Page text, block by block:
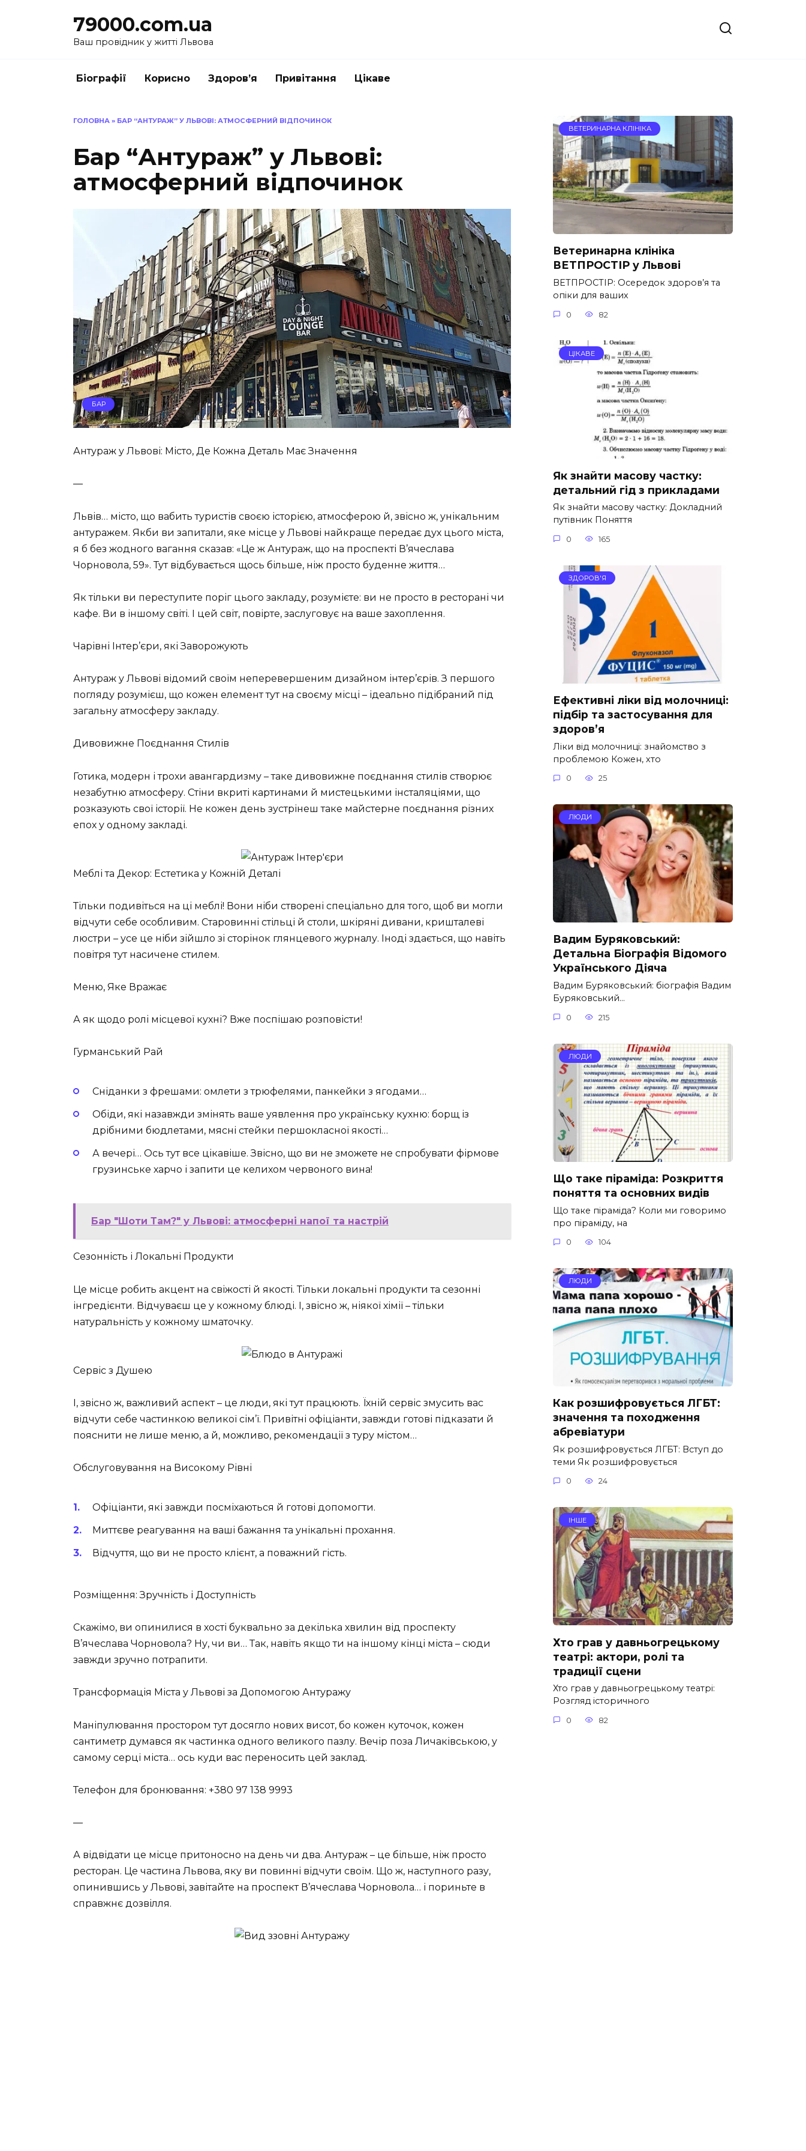
79000.com.ua
Ваш провідник у житті Львова
Біографії Корисно Здоров’я Привітання Цікаве
ГОЛОВНА » БАР “АНТУРАЖ” У ЛЬВОВІ: АТМОСФЕРНИЙ ВІДПОЧИНОК
Бар “Антураж” у Львові:
атмосферний відпочинок
БАР
Антураж у Львові: Місто, Де Кожна Деталь Має Значення
—
Львів… місто, що вабить туристів своєю історією, атмосферою й, звісно ж, унікальним
антуражем. Якби ви запитали, яке місце у Львові найкраще передає дух цього міста,
я б без жодного вагання сказав: «Це ж Антураж, що на проспекті В’ячеслава
Чорновола, 59». Тут відбувається щось більше, ніж просто буденне життя…
Як тільки ви переступите поріг цього закладу, розумієте: ви не просто в ресторані чи
кафе. Ви в іншому світі. І цей світ, повірте, заслуговує на ваше захоплення.
Чарівні Інтер’єри, які Заворожують
Антураж у Львові відомий своїм неперевершеним дизайном інтер’єрів. З першого
погляду розумієш, що кожен елемент тут на своєму місці – ідеально підібраний під
загальну атмосферу закладу.
Дивовижне Поєднання Стилів
Готика, модерн і трохи авангардизму – таке дивовижне поєднання стилів створює
незабутню атмосферу. Стіни вкриті картинами й мистецькими інсталяціями, що
розказують свої історії. Не кожен день зустрінеш таке майстерне поєднання різних
епох у одному закладі.
Меблі та Декор: Естетика у Кожній Деталі
Тільки подивіться на ці меблі! Вони ніби створені спеціально для того, щоб ви могли
відчути себе особливим. Старовинні стільці й столи, шкіряні дивани, кришталеві
люстри – усе це ніби зійшло зі сторінок глянцевого журналу. Іноді здається, що навіть
повітря тут насичене стилем.
Меню, Яке Вражає
А як щодо ролі місцевої кухні? Вже поспішаю розповісти!
Гурманський Рай
Сніданки з фрешами: омлети з трюфелями, панкейки з ягодами…
Обіди, які назавжди змінять ваше уявлення про українську кухню: борщ із
дрібними бюдлетами, мясні стейки першокласної якості…
А вечері… Ось тут все цікавіше. Звісно, що ви не зможете не спробувати фірмове
грузинське харчо і запити це келихом червоного вина!
Бар "Шоти Там?" у Львові: атмосферні напої та настрій
Сезонність і Локальні Продукти
Це місце робить акцент на свіжості й якості. Тільки локальні продукти та сезонні
інгредієнти. Відчуваєш це у кожному блюді. І, звісно ж, ніякої хімії – тільки
натуральність у кожному шматочку.
Сервіс з Душею
І, звісно ж, важливий аспект – це люди, які тут працюють. Їхній сервіс змусить вас
відчути себе частинкою великої сім’ї. Привітні офіціанти, завжди готові підказати й
пояснити не лише меню, а й, можливо, рекомендації з туру містом…
Обслуговування на Високому Рівні
Офіціанти, які завжди посміхаються й готові допомогти.
Миттєве реагування на ваші бажання та унікальні прохання.
Відчуття, що ви не просто клієнт, а поважний гість.
Розміщення: Зручність і Доступність
Скажімо, ви опинилися в хості буквально за декілька хвилин від проспекту
В’ячеслава Чорновола? Ну, чи ви… Так, навіть якщо ти на іншому кінці міста – сюди
завжди зручно потрапити.
Трансформація Міста у Львові за Допомогою Антуражу
Маніпулювання простором тут досягло нових висот, бо кожен куточок, кожен
сантиметр думався як частинка одного великого пазлу. Вечір поза Личаківською, у
самому серці міста… ось куди вас переносить цей заклад.
Телефон для бронювання: +380 97 138 9993
—
А відвідати це місце притоносно на день чи два. Антураж – це більше, ніж просто
ресторан. Це частина Львова, яку ви повинні відчути своїм. Що ж, наступного разу,
опинившись у Львові, завітайте на проспект В’ячеслава Чорновола… і пориньте в
справжнє дозвілля.
ВЕТЕРИНАРНА КЛІНІКА
Ветеринарна клініка
ВЕТПРОСТІР у Львові
ВЕТПРОСТІР: Осередок здоров’я та
опіки для ваших
0 82
ЦІКАВЕ
Як знайти масову частку:
детальний гід з прикладами
Як знайти масову частку: Докладний
путівник Поняття
0 165
ЗДОРОВ'Я
Ефективні ліки від молочниці:
підбір та застосування для
здоров’я
Ліки від молочниці: знайомство з
проблемою Кожен, хто
0 25
ЛЮДИ
Вадим Буряковський:
Детальна Біографія Відомого
Українського Діяча
Вадим Буряковський: біографія Вадим
Буряковський…
0 215
ЛЮДИ
Що таке піраміда: Розкриття
поняття та основних видів
Що таке піраміда? Коли ми говоримо
про піраміду, на
0 104
ЛЮДИ
Как розшифровується ЛГБТ:
значення та походження
абревіатури
Як розшифровується ЛГБТ: Вступ до
теми Як розшифровується
0 24
ІНШЕ
Хто грав у давньогрецькому
театрі: актори, ролі та
традиції сцени
Хто грав у давньогрецькому театрі:
Розгляд історичного
0 82